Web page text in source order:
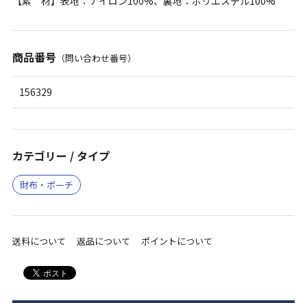
商品番号（問い合わせ番号）
156329
カテゴリー / タイプ
財布・ポーチ
送料について 返品について ポイントについて